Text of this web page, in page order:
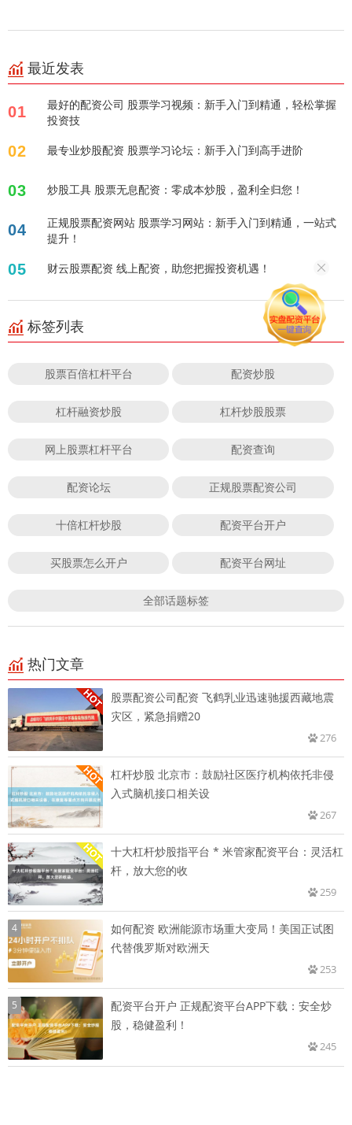
最近发表
01
最好的配资公司 股票学习视频：新手入门到精通，轻松掌握
投资技
02 最专业炒股配资 股票学习论坛：新手入门到高手进阶
03 炒股工具 股票无息配资：零成本炒股，盈利全归您！
04
正规股票配资网站 股票学习网站：新手入门到精通，一站式
提升！
05 财云股票配资 线上配资，助您把握投资机遇！
标签列表
股票百倍杠杆平台 配资炒股
杠杆融资炒股 杠杆炒股股票
网上股票杠杆平台 配资查询
配资论坛 正规股票配资公司
十倍杠杆炒股 配资平台开户
买股票怎么开户 配资平台网址
全部话题标签
热门文章
股票配资公司配资 飞鹤乳业迅速驰援西藏地震
灾区，紧急捐赠20
276
杠杆炒股 北京市：鼓励社区医疗机构依托非侵
入式脑机接口相关设
267
十大杠杆炒股指平台 * 米管家配资平台：灵活杠
杆，放大您的收
259
4
如何配资 欧洲能源市场重大变局！美国正试图
代替俄罗斯对欧洲天
253
5
配资平台开户 正规配资平台APP下载：安全炒
股，稳健盈利！
245